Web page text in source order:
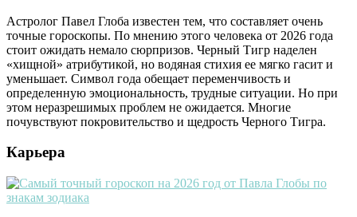
Астролог Павел Глоба известен тем, что составляет очень
точные гороскопы. По мнению этого человека от 2026 года
стоит ожидать немало сюрпризов. Черный Тигр наделен
«хищной» атрибутикой, но водяная стихия ее мягко гасит и
уменьшает. Символ года обещает переменчивость и
определенную эмоциональность, трудные ситуации. Но при
этом неразрешимых проблем не ожидается. Многие
почувствуют покровительство и щедрость Черного Тигра.
Карьера